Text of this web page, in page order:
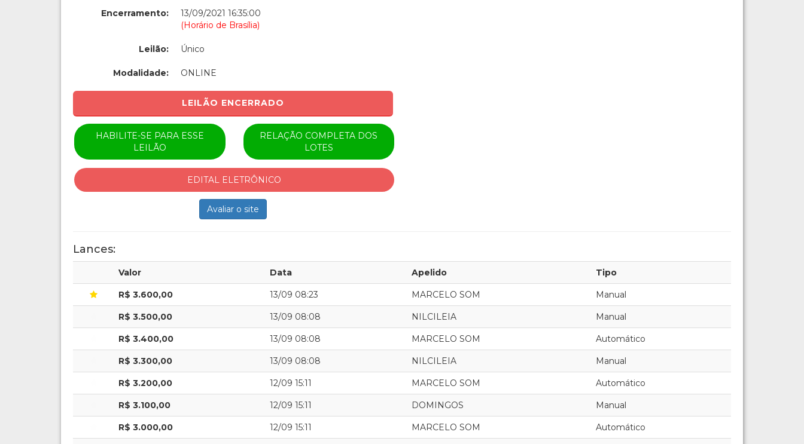
Encerramento:
13/09/2021 16:35:00
(Horário de Brasília)
Leilão: Único
Modalidade: ONLINE
LEILÃO ENCERRADO
HABILITE-SE PARA ESSE
LEILÃO
RELAÇÃO COMPLETA DOS
LOTES
EDITAL ELETRÔNICO
Avaliar o site
Lances:
Valor Data Apelido Tipo
R$ 3.600,00 13/09 08:23 MARCELO SOM Manual
R$ 3.500,00 13/09 08:08 NILCILEIA Manual
R$ 3.400,00 13/09 08:08 MARCELO SOM Automático
R$ 3.300,00 13/09 08:08 NILCILEIA Manual
R$ 3.200,00 12/09 15:11 MARCELO SOM Automático
R$ 3.100,00 12/09 15:11 DOMINGOS Manual
R$ 3.000,00 12/09 15:11 MARCELO SOM Automático